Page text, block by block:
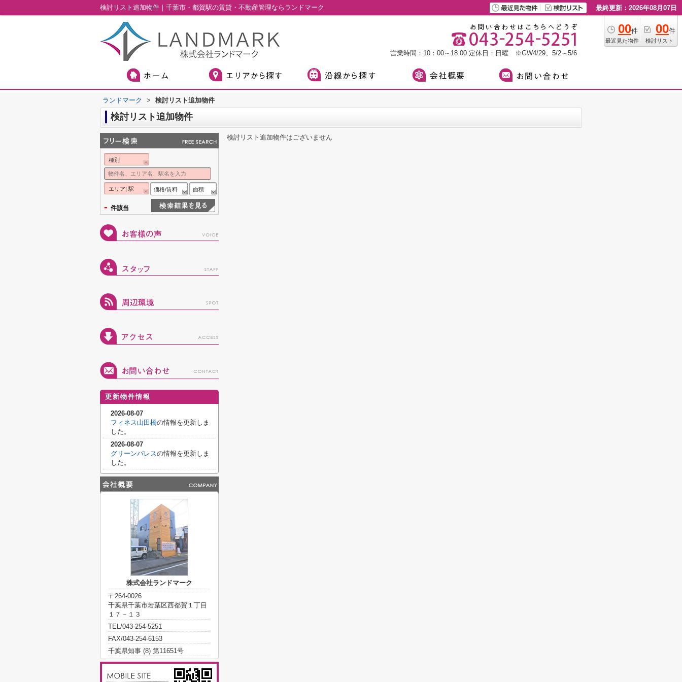
検討リスト追加物件｜千葉市・都賀駅の賃貸・不動産管理ならランドマーク 最終更新：2026年08月07日
00件
最近見た物件
00件
検討リスト
営業時間：10：00～18:00 定休日：日曜 ※GW4/29、5/2～5/6
ランドマーク > 検討リスト追加物件
検討リスト追加物件
検討リスト追加物件はございません
種別
エリア| 駅 価格/賃料 面積
- 件該当
更新物件情報
2026-08-07
フィネス山田橋の情報を更新しま
した。
2026-08-07
グリーンパレスの情報を更新しま
した。
株式会社ランドマーク
〒264-0026
千葉県千葉市若葉区西都賀１丁目
１７－１３
TEL/043-254-5251
FAX/043-254-6153
千葉県知事 (8) 第11651号